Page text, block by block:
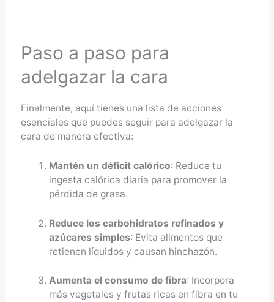
Paso a paso para
adelgazar la cara
Finalmente, aquí tienes una lista de acciones
esenciales que puedes seguir para adelgazar la
cara de manera efectiva:
Mantén un déficit calórico: Reduce tu
ingesta calórica diaria para promover la
pérdida de grasa.
Reduce los carbohidratos refinados y
azúcares simples: Evita alimentos que
retienen líquidos y causan hinchazón.
Aumenta el consumo de fibra: Incorpora
más vegetales y frutas ricas en fibra en tu